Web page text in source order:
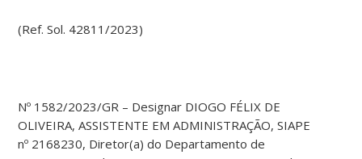
(Ref. Sol. 42811/2023)
Nº 1582/2023/GR – Designar DIOGO FÉLIX DE
OLIVEIRA, ASSISTENTE EM ADMINISTRAÇÃO, SIAPE
nº 2168230, Diretor(a) do Departamento de